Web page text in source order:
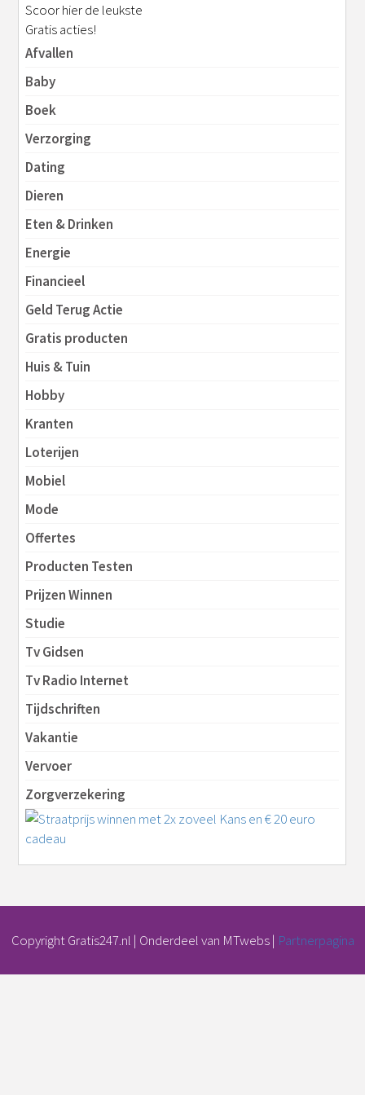
Scoor hier de leukste
Gratis acties!
Afvallen
Baby
Boek
Verzorging
Dating
Dieren
Eten & Drinken
Energie
Financieel
Geld Terug Actie
Gratis producten
Huis & Tuin
Hobby
Kranten
Loterijen
Mobiel
Mode
Offertes
Producten Testen
Prijzen Winnen
Studie
Tv Gidsen
Tv Radio Internet
Tijdschriften
Vakantie
Vervoer
Zorgverzekering
Copyright Gratis247.nl | Onderdeel van MTwebs | Partnerpagina